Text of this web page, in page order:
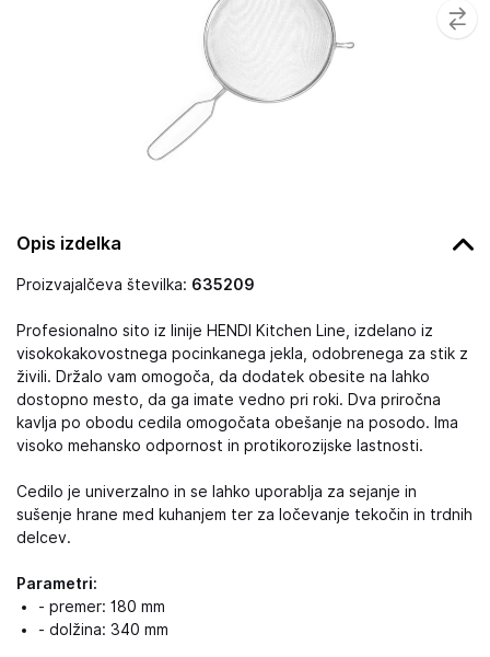
Opis izdelka
Proizvajalčeva številka: 635209
Profesionalno sito iz linije HENDI Kitchen Line, izdelano iz
visokokakovostnega pocinkanega jekla, odobrenega za stik z
živili. Držalo vam omogoča, da dodatek obesite na lahko
dostopno mesto, da ga imate vedno pri roki. Dva priročna
kavlja po obodu cedila omogočata obešanje na posodo. Ima
visoko mehansko odpornost in protikorozijske lastnosti.
Cedilo je univerzalno in se lahko uporablja za sejanje in
sušenje hrane med kuhanjem ter za ločevanje tekočin in trdnih
delcev.
Parametri:
- premer: 180 mm
- dolžina: 340 mm